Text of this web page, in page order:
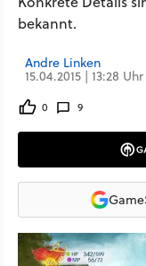
bekannt.
Andre Linken
15.04.2015 | 13:28
0 9